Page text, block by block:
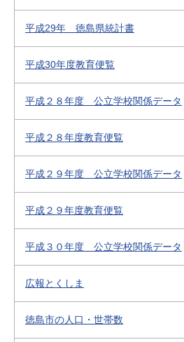
平成29年 徳島県統計書
平成30年度教育便覧
平成２８年度 公立学校関係データ
平成２８年度教育便覧
平成２９年度 公立学校関係データ
平成２９年度教育便覧
平成３０年度 公立学校関係データ
広報とくしま
徳島市の人口・世帯数